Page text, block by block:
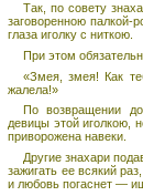
Так, по совету
заговоренною палкой-
глаза иголку с ниткою.
При этом
«Змея, змея! Как
жалела!»
По возвращении
девицы этой иголкою,
приворожена навеки.
Другие знахари
зажигать ее всякий
и любовь погаснет —